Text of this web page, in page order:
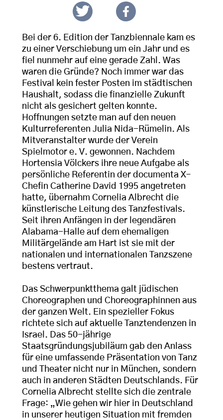
Bei der 6. Edition der Tanzbiennale kam es
zu einer Verschiebung um ein Jahr und es
fiel nunmehr auf eine gerade Zahl. Was
waren die Gründe? Noch immer war das
Festival kein fester Posten im städtischen
Haushalt, sodass die finanzielle Zukunft
nicht als gesichert gelten konnte.
Hoffnungen setzte man auf den neuen
Kulturreferenten Julia Nida-Rümelin. Als
Mitveranstalter wurde der Verein
Spielmotor e. V. gewonnen. Nachdem
Hortensia Völckers ihre neue Aufgabe als
persönliche Referentin der documenta X–
Chefin Catherine David 1995 angetreten
hatte, übernahm Cornelia Albrecht die
künstlerische Leitung des Tanzfestivals.
Seit ihren Anfängen in der legendären
Alabama-Halle auf dem ehemaligen
Militärgelände am Hart ist sie mit der
nationalen und internationalen Tanzszene
bestens vertraut.
Das Schwerpunktthema galt jüdischen
Choreographen und Choreographinnen aus
der ganzen Welt. Ein spezieller Fokus
richtete sich auf aktuelle Tanztendenzen in
Israel. Das 50-jährige
Staatsgründungsjubiläum gab den Anlass
für eine umfassende Präsentation von Tanz
und Theater nicht nur in München, sondern
auch in anderen Städten Deutschlands. Für
Cornelia Albrecht stellte sich die zentrale
Frage: „Wie gehen wir hier in Deutschland
in unserer heutigen Situation mit fremden